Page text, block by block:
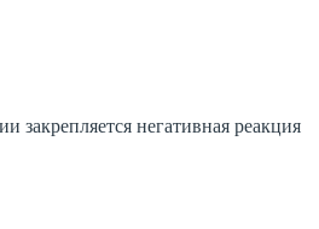
негативная реакция